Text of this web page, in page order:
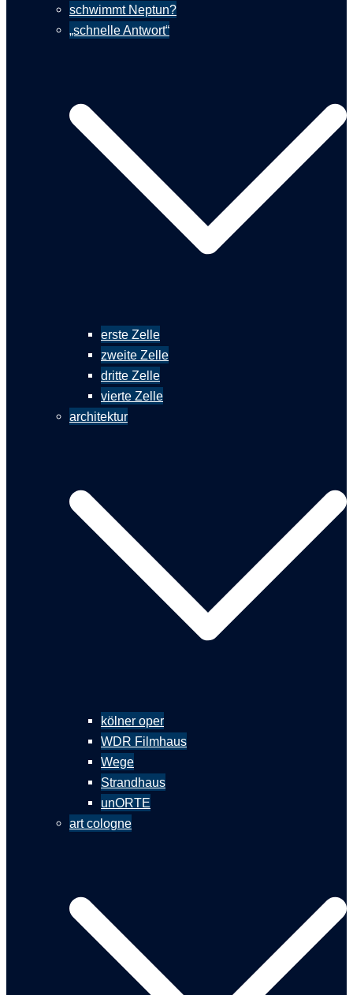
schwimmt Neptun?
„schnelle Antwort“
erste Zelle
zweite Zelle
dritte Zelle
vierte Zelle
architektur
kölner oper
WDR Filmhaus
Wege
Strandhaus
unORTE
art cologne